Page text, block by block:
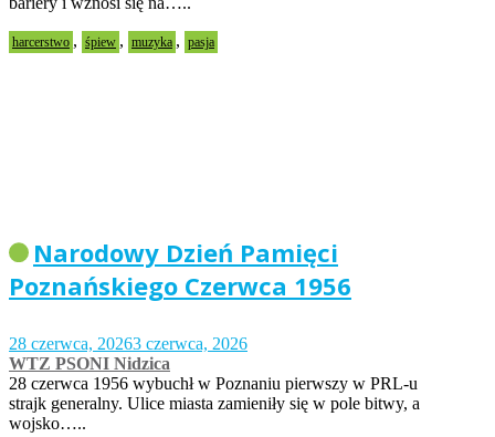
harcerstwo , śpiew , muzyka , pasja
Narodowy Dzień Pamięci
Poznańskiego Czerwca 1956
28 czerwca, 20263 czerwca, 2026
WTZ PSONI Nidzica
28 czerwca 1956 wybuchł w Poznaniu pierwszy w PRL-u
strajk generalny. Ulice miasta zamieniły się w pole bitwy, a
wojsko…..